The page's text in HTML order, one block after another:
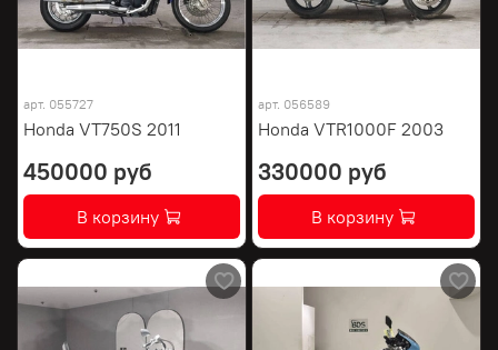
арт. 055727
Honda VT750S 2011
450000 руб
В корзину
арт. 056589
Honda VTR1000F 2003
330000 руб
В корзину